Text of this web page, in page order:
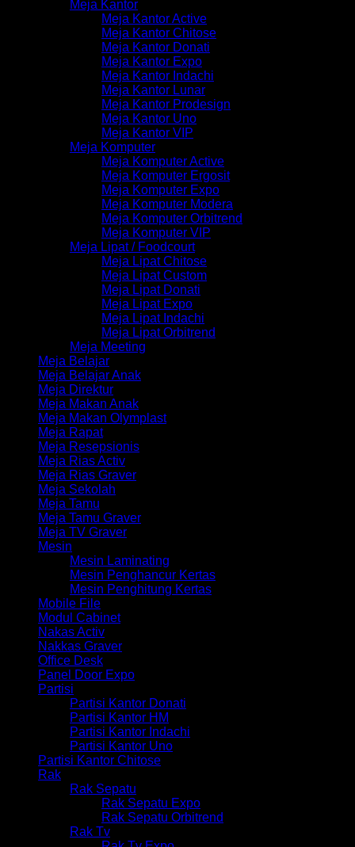
Meja Kantor
Meja Kantor Active
Meja Kantor Chitose
Meja Kantor Donati
Meja Kantor Expo
Meja Kantor Indachi
Meja Kantor Lunar
Meja Kantor Prodesign
Meja Kantor Uno
Meja Kantor VIP
Meja Komputer
Meja Komputer Active
Meja Komputer Ergosit
Meja Komputer Expo
Meja Komputer Modera
Meja Komputer Orbitrend
Meja Komputer VIP
Meja Lipat / Foodcourt
Meja Lipat Chitose
Meja Lipat Custom
Meja Lipat Donati
Meja Lipat Expo
Meja Lipat Indachi
Meja Lipat Orbitrend
Meja Meeting
Meja Belajar
Meja Belajar Anak
Meja Direktur
Meja Makan Anak
Meja Makan Olymplast
Meja Rapat
Meja Resepsionis
Meja Rias Activ
Meja Rias Graver
Meja Sekolah
Meja Tamu
Meja Tamu Graver
Meja TV Graver
Mesin
Mesin Laminating
Mesin Penghancur Kertas
Mesin Penghitung Kertas
Mobile File
Modul Cabinet
Nakas Activ
Nakkas Graver
Office Desk
Panel Door Expo
Partisi
Partisi Kantor Donati
Partisi Kantor HM
Partisi Kantor Indachi
Partisi Kantor Uno
Partisi Kantor Chitose
Rak
Rak Sepatu
Rak Sepatu Expo
Rak Sepatu Orbitrend
Rak Tv